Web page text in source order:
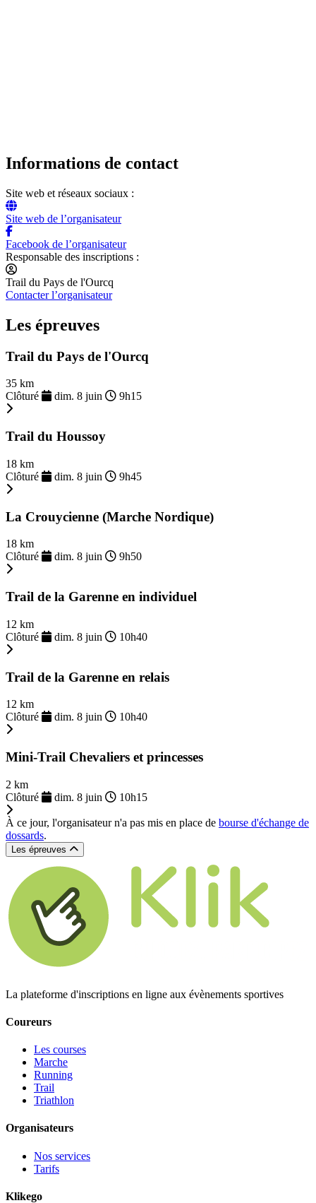
Informations de contact
Site web et réseaux sociaux :
Site web de l’organisateur
Facebook de l’organisateur
Responsable des inscriptions :
Trail du Pays de l'Ourcq
Contacter l’organisateur
Les épreuves
Trail du Pays de l'Ourcq
35 km
Clôturé
dim. 8 juin 9h15
Trail du Houssoy
18 km
Clôturé
dim. 8 juin 9h45
La Crouycienne (Marche Nordique)
18 km
Clôturé
dim. 8 juin 9h50
Trail de la Garenne en individuel
12 km
Clôturé
dim. 8 juin 10h40
Trail de la Garenne en relais
12 km
Clôturé
dim. 8 juin 10h40
Mini-Trail Chevaliers et princesses
2 km
Clôturé
dim. 8 juin 10h15
À ce jour, l'organisateur n'a pas mis en place de bourse d'échange de
dossards.
Les épreuves
La plateforme d'inscriptions en ligne aux évènements sportives
Coureurs
Les courses
Marche
Running
Trail
Triathlon
Organisateurs
Nos services
Tarifs
Klikego